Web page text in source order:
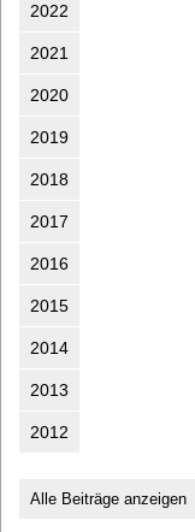
2022
2021
2020
2019
2018
2017
2016
2015
2014
2013
2012
Alle Beiträge anzeigen